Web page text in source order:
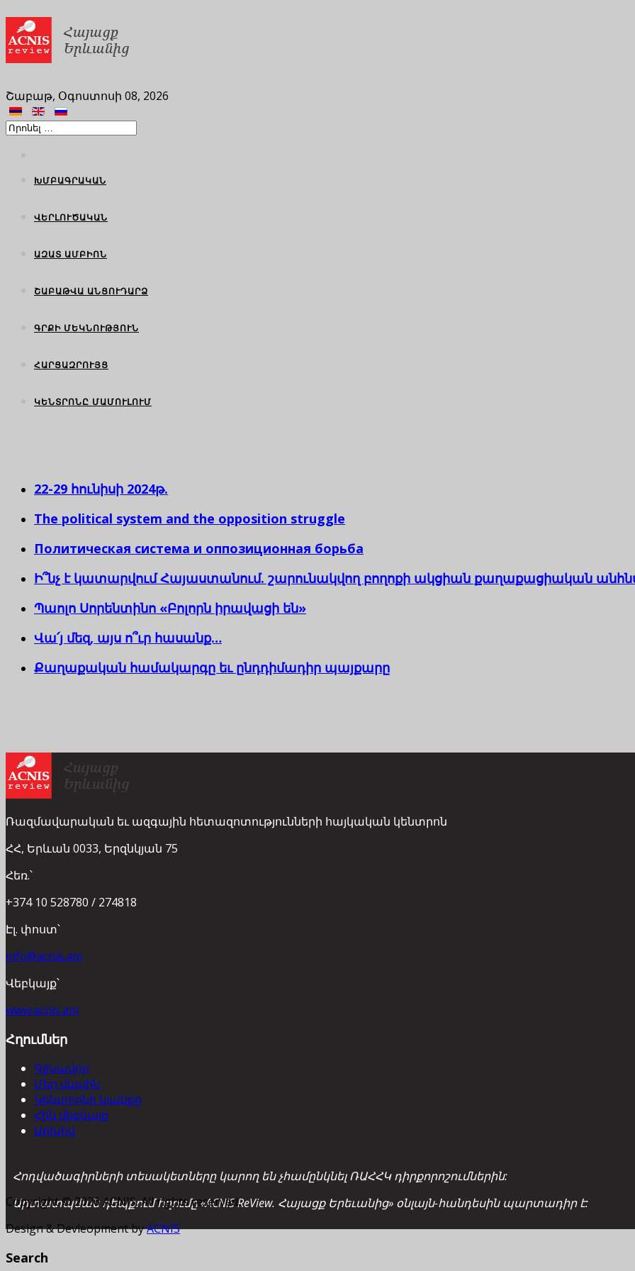
Շաբաթ, Օգոստոսի 08, 2026
ԽՄԲԱԳՐԱԿԱՆ
ՎԵՐԼՈՒԾԱԿԱՆ
ԱԶԱՏ ԱՄԲԻՈՆ
ՇԱԲԱԹՎԱ ԱՆՑՈՒԴԱՐՁ
ԳՐՔԻ ՄԵԿՆՈՒԹՅՈՒՆ
ՀԱՐՑԱԶՐՈՒՅՑ
ԿԵՆՏՐՈՆԸ ՄԱՄՈՒԼՈՒՄ
22-29 հունիսի 2024թ.
The political system and the opposition struggle
Политическая система и оппозиционная борьба
Ի՞նչ է կատարվում Հայաստանում. շարունակվող բողոքի ակցիան քաղաքացիական
Պաոլո Սորենտինո «Բոլորն իրավացի են»
Վա՛յ մեզ, այս ո՞ւր հասանք…
Քաղաքական համակարգը եւ ընդդիմադիր պայքարը
Ռազմավարական եւ ազգային հետազոտությունների հայկական կենտրոն
ՀՀ, Երևան 0033, Երզնկյան 75
Հեռ.՝
+374 10 528780 / 274818
Էլ. փոստ՝
info@acnis.am
Վեբկայք՝
www.acnis.am
Հղումներ
Գլխավոր
Մեր մասին
Կենտրոնի կյանքը
Հին վեբկայք
Արխիվ
Հոդվածագիրների տեսակետները կարող են չհամընկնել ՌԱՀՀԿ դիրքորոշումներին:
Արտատպման դեպքում հղումը «ACNIS ReView. Հայացք Երեւանից» օնլայն-հանդեսին պարտադիր է:
Copyright © 2026 ACNIS. All rights reserved.
Design & Devleopment byACNIS
Search